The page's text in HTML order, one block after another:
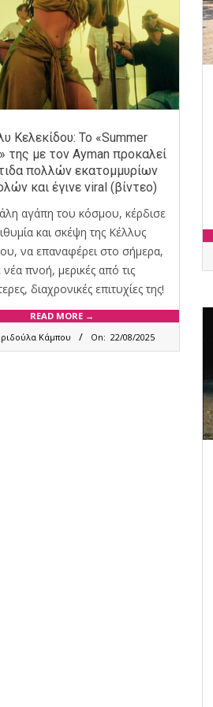
Κελεκίδου: Το «Summer
της με τον Ayman προκαλεί
πολλών εκατομμυρίων
και έγινε viral (βίντεο)
αγάπη του κόσμου, κέρδισε
και σκέψη της Κέλλυς
να επαναφέρει στο σήμερα,
νέα πνοή, μερικές από τις
διαχρονικές επιτυχίες της!
READ MORE →
Κάμπου On: 22/08/2025